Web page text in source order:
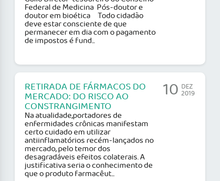
Federal de Medicina Pós-doutor e
doutor em bioética Todo cidadão
deve estar consciente de que
permanecer em dia com o pagamento
de impostos é fund...
RETIRADA DE FÁRMACOS DO
MERCADO: DO RISCO AO
CONSTRANGIMENTO
Na atualidade,portadores de
enfermidades crônicas manifestam
certo cuidado em utilizar
antiinflamatórios recém-lançados no
mercado, pelo temor dos
desagradáveis efeitos colaterais. A
justificativa seria o conhecimento de
que o produto farmacêut...
10 DEZ
2019